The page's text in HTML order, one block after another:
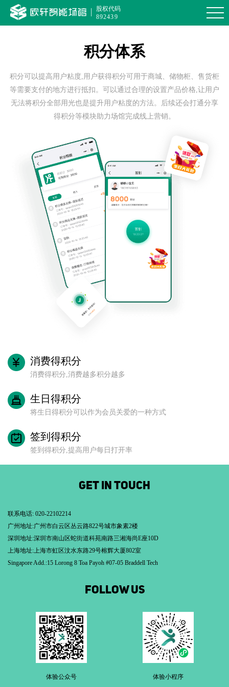
|
股权代码
892439
产品介绍
案例展示
帮助中心
解决方案
登录 / 注册
积分体系
积分可以提高用户粘度,用户获得积分可用于商城、储物柜、售货柜
等需要支付的地方进行抵扣。可以通过合理的设置产品价格,让用户
无法将积分全部用光也是提升用户粘度的方法。后续还会打通分享
得积分等模块助力场馆完成线上营销。
消费得积分
消费得积分,消费越多积分越多
生日得积分
将生日得积分可以作为会员关爱的一种方式
签到得积分
签到得积分,提高用户每日打开率
GET IN TOUCH
联系电话: 020-22102214
广州地址:广州市白云区丛云路822号城市象素2楼
深圳地址:深圳市南山区蛇街道科苑南路三湘海尚E座10D
上海地址:上海市虹区汶水东路29号榕辉大厦802室
Singapore Add.:15 Lorong 8 Toa Payoh #07-05 Braddell Tech
FOLLOW US
体验公众号 体验小程序